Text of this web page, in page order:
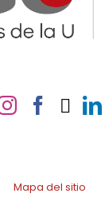
Mapa del sitio